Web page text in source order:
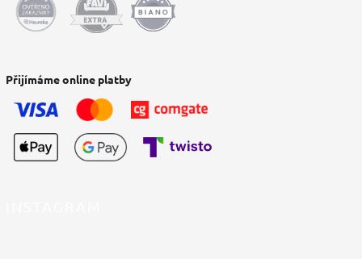
Přijímáme online platby